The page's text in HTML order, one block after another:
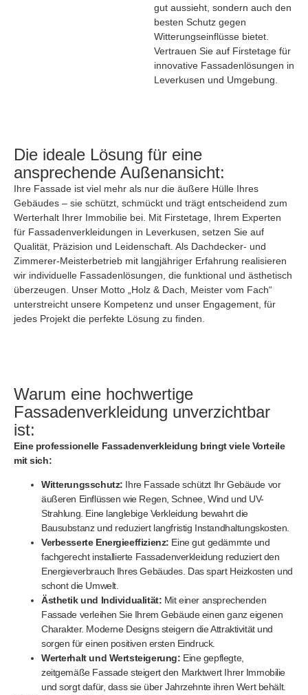
gut aussieht, sondern auch den
besten Schutz gegen
Witterungseinflüsse bietet.
Vertrauen Sie auf Firstetage für
innovative Fassadenlösungen in
Leverkusen und Umgebung.
Die ideale Lösung für eine
ansprechende Außenansicht:
Ihre Fassade ist viel mehr als nur die äußere Hülle Ihres
Gebäudes – sie schützt, schmückt und trägt entscheidend zum
Werterhalt Ihrer Immobilie bei. Mit Firstetage, Ihrem Experten
für Fassadenverkleidungen in Leverkusen, setzen Sie auf
Qualität, Präzision und Leidenschaft. Als Dachdecker- und
Zimmerer-Meisterbetrieb mit langjähriger Erfahrung realisieren
wir individuelle Fassadenlösungen, die funktional und ästhetisch
überzeugen. Unser Motto „Holz & Dach, Meister vom Fach“
unterstreicht unsere Kompetenz und unser Engagement, für
jedes Projekt die perfekte Lösung zu finden.
Warum eine hochwertige
Fassadenverkleidung unverzichtbar
ist:
Eine professionelle Fassadenverkleidung bringt viele Vorteile
mit sich:
Witterungsschutz: Ihre Fassade schützt Ihr Gebäude vor
äußeren Einflüssen wie Regen, Schnee, Wind und UV-
Strahlung. Eine langlebige Verkleidung bewahrt die
Bausubstanz und reduziert langfristig Instandhaltungskosten.
Verbesserte Energieeffizienz: Eine gut gedämmte und
fachgerecht installierte Fassadenverkleidung reduziert den
Energieverbrauch Ihres Gebäudes. Das spart Heizkosten und
schont die Umwelt.
Ästhetik und Individualität: Mit einer ansprechenden
Fassade verleihen Sie Ihrem Gebäude einen ganz eigenen
Charakter. Moderne Designs steigern die Attraktivität und
sorgen für einen positiven ersten Eindruck.
Werterhalt und Wertsteigerung: Eine gepflegte,
zeitgemäße Fassade steigert den Marktwert Ihrer Immobilie
und sorgt dafür, dass sie über Jahrzehnte ihren Wert behält.